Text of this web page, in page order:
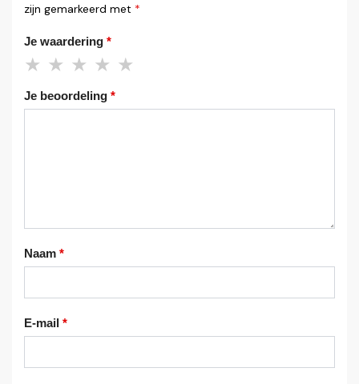
zijn gemarkeerd met *
Je waardering *
Je beoordeling *
Naam *
E-mail *